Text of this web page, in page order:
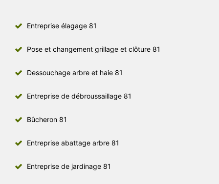
Entreprise élagage 81
Pose et changement grillage et clôture 81
Dessouchage arbre et haie 81
Entreprise de débroussaillage 81
Bûcheron 81
Entreprise abattage arbre 81
Entreprise de jardinage 81